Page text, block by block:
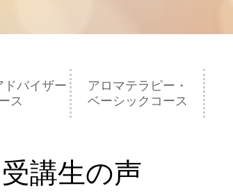
ドバイザー
ス
アロマテラピー・
ベーシックコース
受講生の声